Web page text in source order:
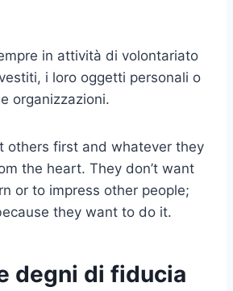
in attività di volontariato
i loro oggetti personali o
organizzazioni.
others first and whatever they
the heart. They don’t want
or to impress other people;
they want to do it.
degni di fiducia